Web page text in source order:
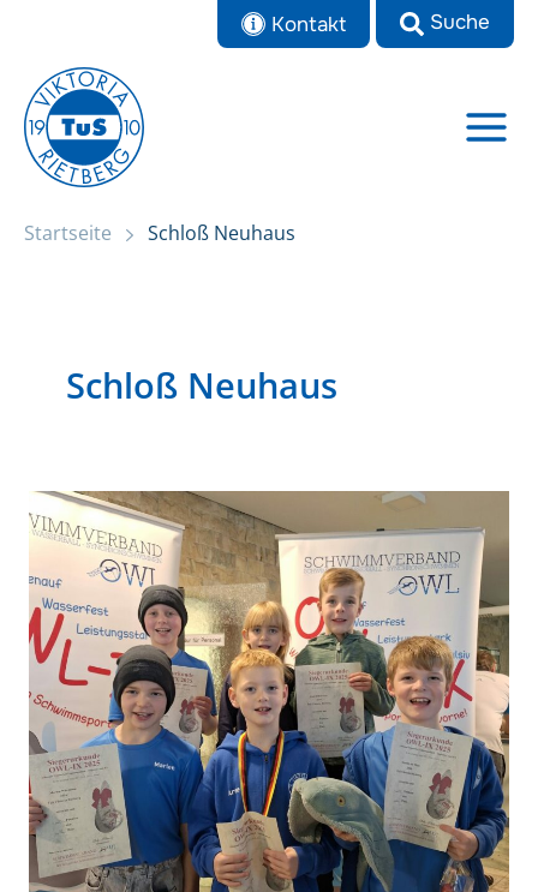
springen
Kontakt
Startseite Schloß Neuhaus
Schloß Neuhaus
OWL-
IX
2025